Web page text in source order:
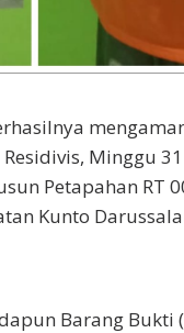
Minggu
Petapahan RT
Kunto
Barang Bukti